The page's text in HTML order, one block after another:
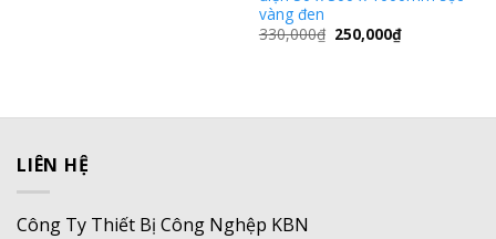
vàng đen
330,000₫ 250,000₫
LIÊN HỆ
Công Ty Thiết Bị Công Nghệp KBN